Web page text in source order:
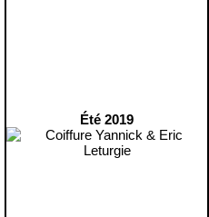
Été 2019